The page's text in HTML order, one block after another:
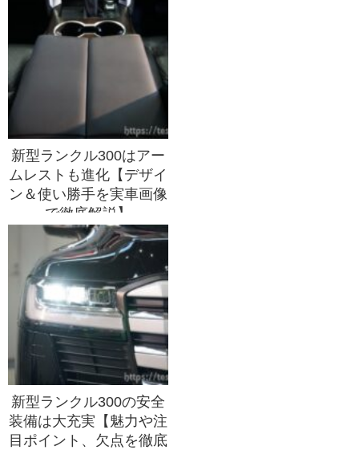
新型ランクル300はアー
ムレストも進化【デザイ
ン＆使い勝手を実車画像
で徹底解説】
新型ランクル300の安全
装備は大充実【魅力や注
目ポイント、欠点を徹底